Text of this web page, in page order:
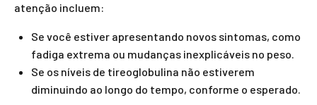
atenção incluem:
Se você estiver apresentando novos sintomas, como
fadiga extrema ou mudanças inexplicáveis no peso.
Se os níveis de tireoglobulina não estiverem
diminuindo ao longo do tempo, conforme o esperado.